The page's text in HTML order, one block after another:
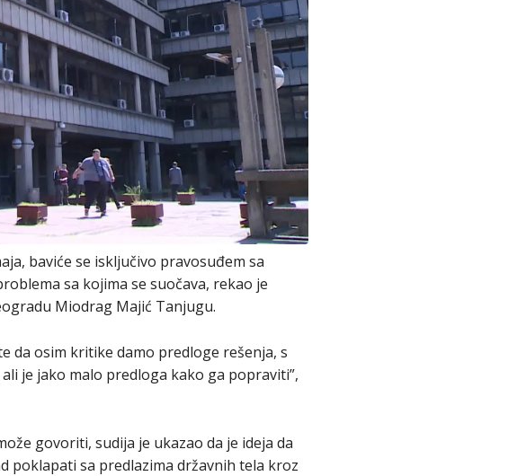
baviće se isključivo pravosuđem sa
sa kojima se suočava, rekao je
Miodrag Majić Tanjugu.
da osim kritike damo predloge rešenja, s
je jako malo predloga kako ga popraviti”,
govoriti, sudija je ukazao da je ideja da
poklapati sa predlazima državnih tela kroz